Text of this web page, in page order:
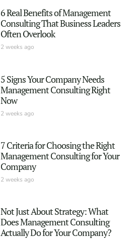
6 Real Benefits of Management
Consulting That Business Leaders
Often Overlook
2 weeks ago
5 Signs Your Company Needs
Management Consulting Right
Now
2 weeks ago
7 Criteria for Choosing the Right
Management Consulting for Your
Company
2 weeks ago
Not Just About Strategy: What
Does Management Consulting
Actually Do for Your Company?